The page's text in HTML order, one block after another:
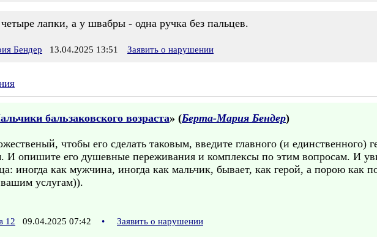
лапки, а у швабры - одна ручка без пальцев.
Бендер 13.04.2025 13:51 Заявить о нарушении
бальзаковского возраста» (Берта-Мария Бендер)
чтобы его сделать таковым, введите главного (и единственного)
И опишите его душевные переживания и комплексы по этим вопросам. И
иногда как мужчина, иногда как мальчик, бывает, как герой, а порою как
услугам)).
12 09.04.2025 07:42 • Заявить о нарушении